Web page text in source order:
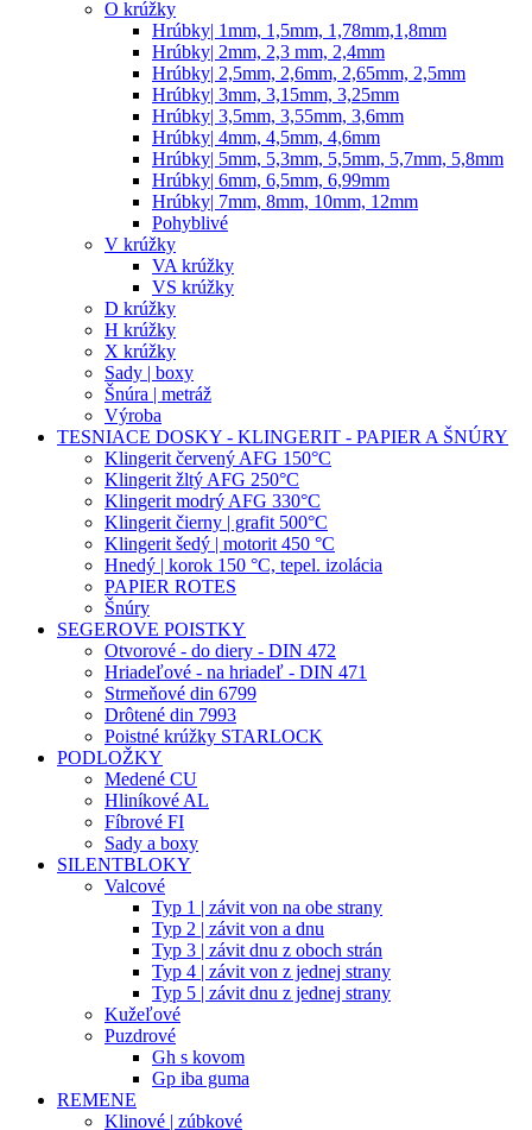
O krúžky
Hrúbky| 1mm, 1,5mm, 1,78mm,1,8mm
Hrúbky| 2mm, 2,3 mm, 2,4mm
Hrúbky| 2,5mm, 2,6mm, 2,65mm, 2,5mm
Hrúbky| 3mm, 3,15mm, 3,25mm
Hrúbky| 3,5mm, 3,55mm, 3,6mm
Hrúbky| 4mm, 4,5mm, 4,6mm
Hrúbky| 5mm, 5,3mm, 5,5mm, 5,7mm, 5,8mm
Hrúbky| 6mm, 6,5mm, 6,99mm
Hrúbky| 7mm, 8mm, 10mm, 12mm
Pohyblivé
V krúžky
VA krúžky
VS krúžky
D krúžky
H krúžky
X krúžky
Sady | boxy
Šnúra | metráž
Výroba
TESNIACE DOSKY - KLINGERIT - PAPIER A ŠNÚRY
Klingerit červený AFG 150°C
Klingerit žltý AFG 250°C
Klingerit modrý AFG 330°C
Klingerit čierny | grafit 500°C
Klingerit šedý | motorit 450 °C
Hnedý | korok 150 °C, tepel. izolácia
PAPIER ROTES
Šnúry
SEGEROVE POISTKY
Otvorové - do diery - DIN 472
Hriadeľové - na hriadeľ - DIN 471
Strmeňové din 6799
Drôtené din 7993
Poistné krúžky STARLOCK
PODLOŽKY
Medené CU
Hliníkové AL
Fíbrové FI
Sady a boxy
SILENTBLOKY
Valcové
Typ 1 | závit von na obe strany
Typ 2 | závit von a dnu
Typ 3 | závit dnu z oboch strán
Typ 4 | závit von z jednej strany
Typ 5 | závit dnu z jednej strany
Kužeľové
Puzdrové
Gh s kovom
Gp iba guma
REMENE
Klinové | zúbkové